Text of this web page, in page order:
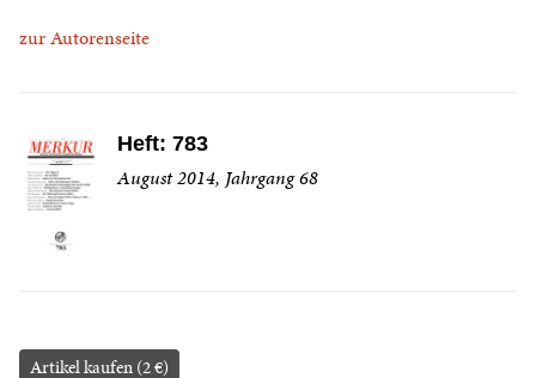
zur Autorenseite
Heft: 783
August 2014, Jahrgang 68
Artikel kaufen (2 €)